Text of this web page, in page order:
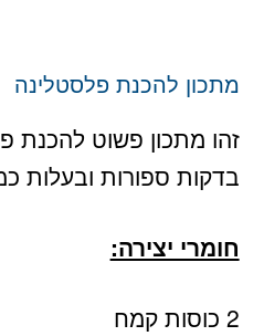
מתכון להכנת פלסטלינה
זהו מתכון פשוט להכנת
בדקות ספורות ובעלות
חומרי יצירה:
2 כוסות קמח